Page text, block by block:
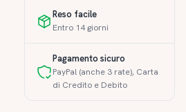
Reso facile
Entro 14 giorni
Pagamento sicuro
PayPal (anche 3 rate), Carta
di Credito e Debito